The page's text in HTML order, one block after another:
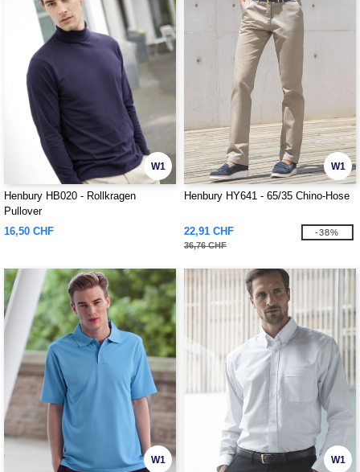
W1
Henbury HB020 - Rollkragen
Pullover
16,50 CHF
W1
Henbury HY641 - 65/35 Chino-Hose
22,91 CHF
36,76 CHF
-38%
W1 W1